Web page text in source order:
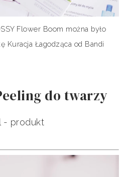
Flower Boom można było
Kuracja Łagodząca od Bandi
do twarzy
- produkt